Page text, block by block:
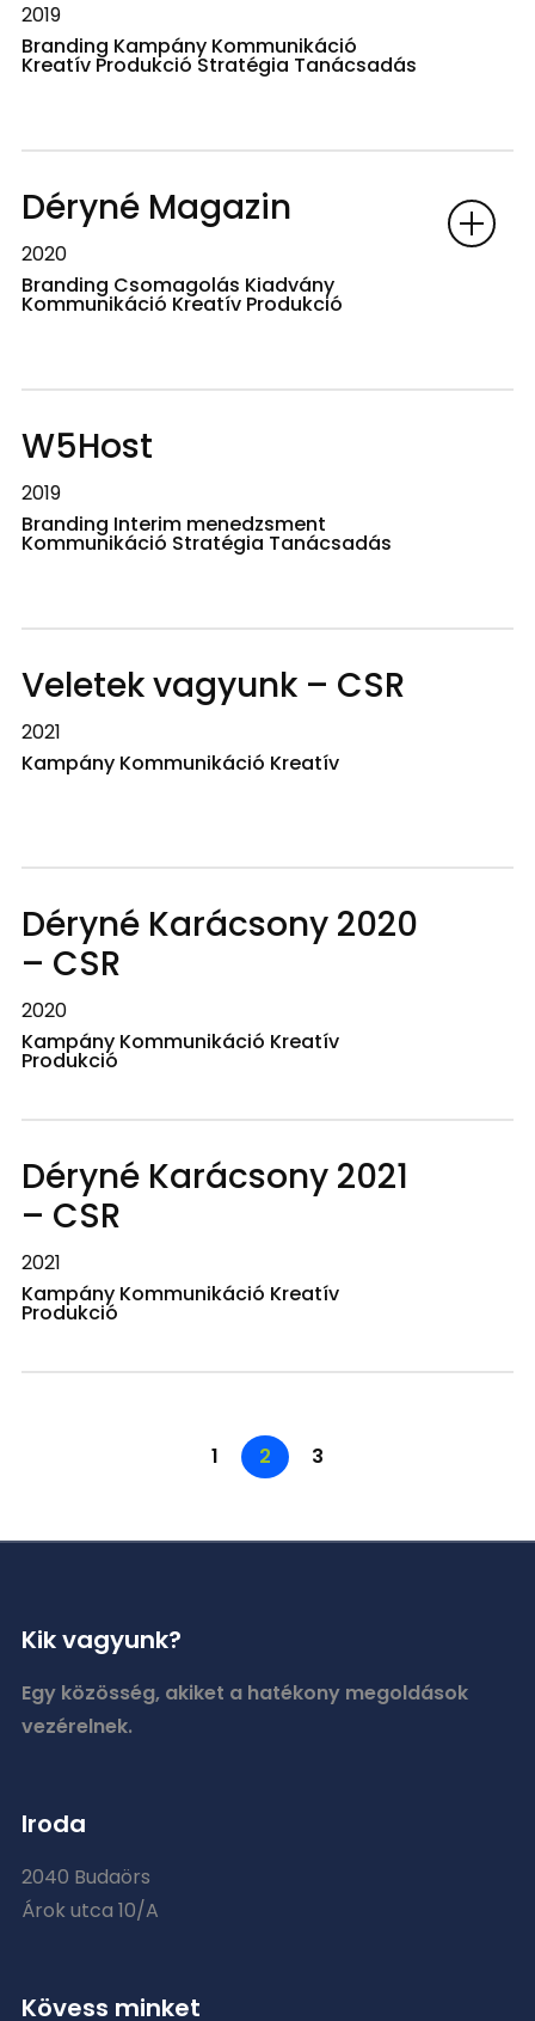
2019
Branding Kampány Kommunikáció
Kreatív Produkció Stratégia Tanácsadás
Déryné Magazin
2020
Branding Csomagolás Kiadvány
Kommunikáció Kreatív Produkció
W5Host
2019
Branding Interim menedzsment
Kommunikáció Stratégia Tanácsadás
Veletek vagyunk – CSR
2021
Kampány Kommunikáció Kreatív
Déryné Karácsony 2020
– CSR
2020
Kampány Kommunikáció Kreatív
Produkció
Déryné Karácsony 2021
– CSR
2021
Kampány Kommunikáció Kreatív
Produkció
1 2 3
Kik vagyunk?
Egy közösség, akiket a hatékony megoldások
vezérelnek.
Iroda
2040 Budaörs
Árok utca 10/A
Kövess minket